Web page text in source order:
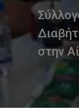
στην